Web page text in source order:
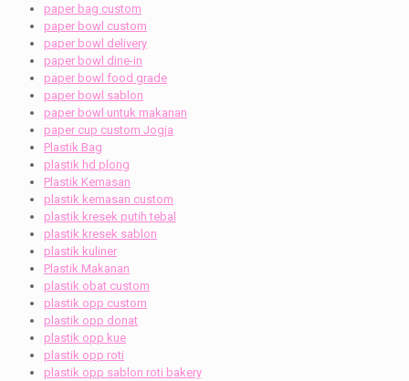
paper bag custom
paper bowl custom
paper bowl delivery
paper bowl dine-in
paper bowl food grade
paper bowl sablon
paper bowl untuk makanan
paper cup custom Jogja
Plastik Bag
plastik hd plong
Plastik Kemasan
plastik kemasan custom
plastik kresek putih tebal
plastik kresek sablon
plastik kuliner
Plastik Makanan
plastik obat custom
plastik opp custom
plastik opp donat
plastik opp kue
plastik opp roti
plastik opp sablon roti bakery